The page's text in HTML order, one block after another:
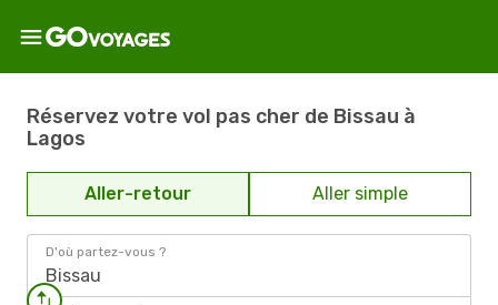
Réservez votre vol pas cher de Bissau à
Lagos
Aller-retour Aller simple
D'où partez-vous ?
Bissau